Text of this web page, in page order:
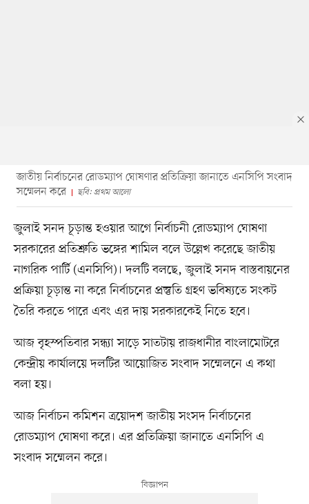
জাতীয় নির্বাচনের রোডম্যাপ ঘোষণার প্রতিক্রিয়া জানাতে এনসিপি সংবাদ
সম্মেলন করে
ছবি: প্রথম আলো
জুলাই সনদ চূড়ান্ত হওয়ার আগে নির্বাচনী রোডম্যাপ ঘোষণা
সরকারের প্রতিশ্রুতি ভঙ্গের শামিল বলে উল্লেখ করেছে জাতীয়
নাগরিক পার্টি (এনসিপি)। দলটি বলছে, জুলাই সনদ বাস্তবায়নের
প্রক্রিয়া চূড়ান্ত না করে নির্বাচনের প্রস্তুতি গ্রহণ ভবিষ্যতে সংকট
তৈরি করতে পারে এবং এর দায় সরকারকেই নিতে হবে।
আজ বৃহস্পতিবার সন্ধ্যা সাড়ে সাতটায় রাজধানীর বাংলামোটরে
কেন্দ্রীয় কার্যালয়ে দলটির আয়োজিত সংবাদ সম্মেলনে এ কথা
বলা হয়।
আজ নির্বাচন কমিশন ত্রয়োদশ জাতীয় সংসদ নির্বাচনের
রোডম্যাপ ঘোষণা করে। এর প্রতিক্রিয়া জানাতে এনসিপি এ
সংবাদ সম্মেলন করে।